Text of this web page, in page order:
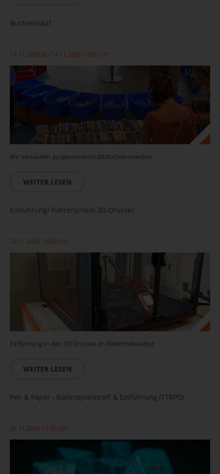
Buchverkauf
14.11.2026 bis 14.11.2026 10:00 Uhr
Wir verkaufen ausgesonderte Bibliotheksmedien.
WEITER LESEN
Einführung/ Führerschein 3D-Drucker
26.11.2026 15:00 Uhr
Einführung in den 3D-Drucker im Bibliothekslabor
WEITER LESEN
Pen & Paper - Rollenspieletreff & Einführung (TTRPG)
26.11.2026 17:00 Uhr